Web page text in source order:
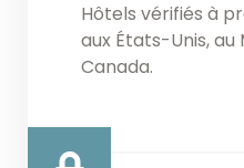
Hôtels vérifiés à
aux États-Unis, au
Canada.